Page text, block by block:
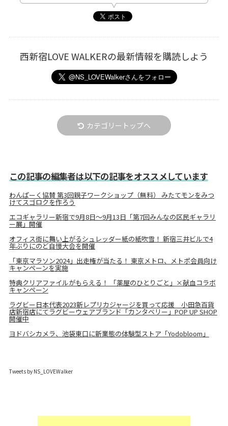
西新宿LOVE WALKERの最新情報を購読しよう
カテゴリートップへ
この記事の編集者は以下の記事をオススメしています
わんぱーく協賛 第3回親子ワークショップ（無料） みたてモンをみつ
けてスゴロクを作ろう
エコギャラリー新宿で9月8日～9月13日「第7回みんなの区民ギャラリ
ー展」開催
オフィス街に舞い上がるシュレッダー紙の紙吹雪！ 新宿三井ビルで4
年ぶりにのど自慢大会を開催
「東京マラソン2024」出走権が当たる！ 東京メトロ、メトポ会員向け
キャンペーンを実施
特典クリアファイルがもらえる！ 「薬屋のひとりごと」×献血コラボ
キャンペーン
ラグビー日本代表2023新レプリカジャージを買って応援 小田急百貨
店新宿店にてラグビーウェアブランド「カンタベリー」POP UP SHOP
開催中
ヨドバシカメラ、池袋東口に新業態の体験型ストア「Yodobloom」
Tweets by NS_LOVEWalker